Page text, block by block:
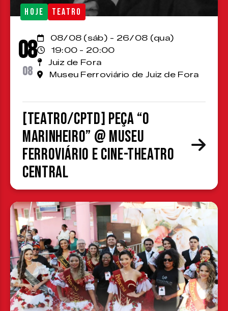
HOJE TEATRO
08
08
08/08 (sáb) - 26/08 (qua)
19:00 - 20:00
Juiz de Fora
Museu Ferroviário de Juiz de Fora
[TEATRO/CPTD] Peça “O
Marinheiro” @ Museu
Ferroviário e Cine-Theatro
Central